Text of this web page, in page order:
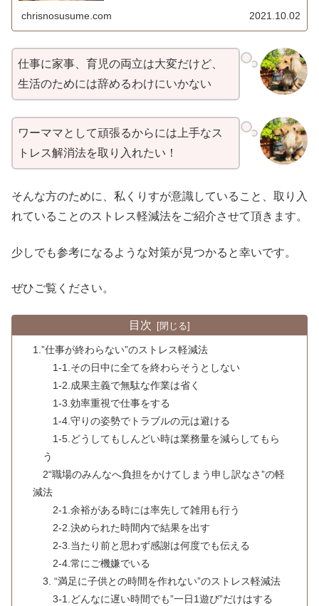
chrisnosusume.com 2021.10.02
仕事に家事、育児の両立は大変だけど、
生活のためには辞めるわけにいかない
ワーママとして頑張るからには上手なス
トレス解消法を取り入れたい！
そんな方のために、私くりすが意識していること、取り入
れていることのストレス軽減法をご紹介させて頂きます。
少しでも参考になるような対策が見つかると幸いです。
ぜひご覧ください。
目次
1.”仕事が終わらない”のストレス軽減法
1-1.その日中に全てを終わらそうとしない
1-2.成果主義で無駄な作業は省く
1-3.効率重視で仕事をする
1-4.守りの姿勢でトラブルの元は避ける
1-5.どうしてもしんどい時は業務量を減らしてもら
う
2“職場のみんなへ負担をかけてしまう申し訳なさ”の軽
減法
2-1.余裕がある時には率先して雑用も行う
2-2.決められた時間内で結果を出す
2-3.当たり前と思わず感謝は何度でも伝える
2-4.常にご機嫌でいる
3. “満足に子供との時間を作れない”のストレス軽減法
3-1.どんなに遅い時間でも”一日1遊び”だけはする